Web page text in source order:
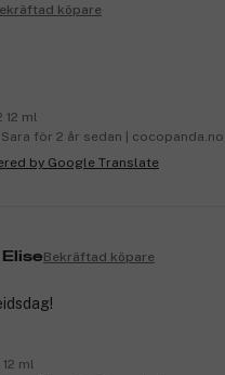
köpare
12 ml
för 2 år sedan | cocopanda.no
Bekräftad köpare
ml